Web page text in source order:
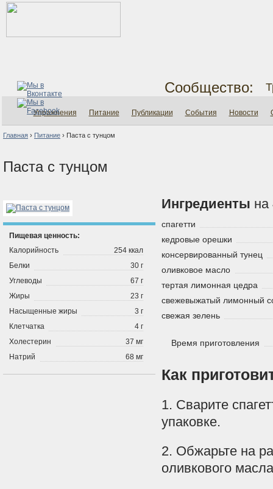
Сообщество:
Упражнения Питание Публикации События Новости
Главная › Питание › Паста с тунцом
Паста с тунцом
Пищевая ценность:
Калорийность
254 ккал
Белки
30 г
Углеводы
67 г
Жиры
23 г
Насыщенные жиры
3 г
Клетчатка
4 г
Холестерин
37 мг
Натрий
68 мг
Ингредиенты на
спагетти
кедровые орешки
консервированный тунец
оливковое масло
тертая лимонная цедра
свежевыжатый лимонный
свежая зелень
Время приготовления
Как
1. Сварите
упаковке.
2. Обжарьте на
оливкового